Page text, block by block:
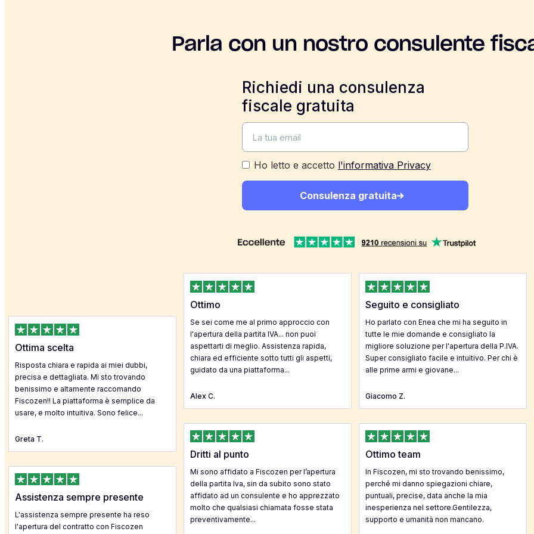
Parla con un nostro consulente
Richiedi una consulenza
fiscale gratuita
Ho letto e accetto l'informativa Privacy
Consulenza gratuita
Ottima scelta
Risposta chiara e rapida ai miei dubbi,
precisa e dettagliata. Mi sto trovando
benissimo e altamente raccomando
Fiscozen!! La piattaforma è semplice da
usare, e molto intuitiva. Sono felice...
Greta T.
Ottimo
Se sei come me al primo approccio con
l'apertura della partita IVA... non puoi
aspettarti di meglio. Assistenza rapida,
chiara ed efficiente sotto tutti gli aspetti,
guidato da una piattaforma...
Alex C.
Seguito e consigliato
Ho parlato con Enea che mi ha seguito in
tutte le mie domande e consigliato la
migliore soluzione per l'apertura della P.IVA.
Super consigliato facile e intuitivo. Per chi è
alle prime armi e giovane...
Giacomo Z.
Assistenza sempre presente
L'assistenza sempre presente ha reso
l'apertura del contratto con Fiscozen
Dritti al punto
Mi sono affidato a Fiscozen per l’apertura
della partita Iva, sin da subito sono stato
affidato ad un consulente e ho apprezzato
molto che qualsiasi chiamata fosse stata
preventivamente...
Ottimo team
In Fiscozen, mi sto trovando benissimo,
perché mi danno spiegazioni chiare,
puntuali, precise, data anche la mia
inesperienza nel settore.Gentilezza,
supporto e umanità non mancano.